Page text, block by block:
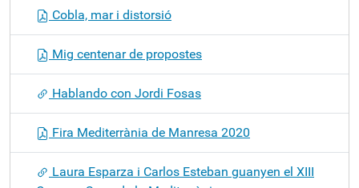
Cobla, mar i distorsió
Mig centenar de propostes
Hablando con Jordi Fosas
Fira Mediterrània de Manresa 2020
Laura Esparza i Carlos Esteban guanyen el XIII